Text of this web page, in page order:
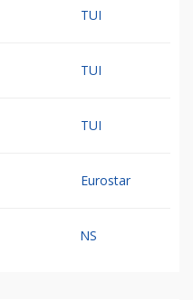
TUI
TUI
TUI
Eurostar
NS